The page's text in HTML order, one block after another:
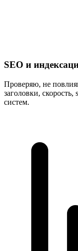
SEO и
Проверяю, не
заголовки,
систем.